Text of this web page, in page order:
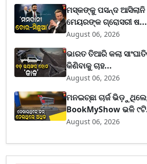
ମସ୍କଙ୍କୁ ପସନ୍ଦ ଆସିଲାନି
ମେୟରଙ୍କ ଗ୍ରୋସରୀ ଷ...
August 06, 2026
ଭାରତ ତିଆରି କଲା
କିଣିବାକୁ ଚାହ...
August 06, 2026
ମନଇଚ୍ଛା ଚାର୍ଜ
BookMyShow ଭଳି
August 06, 2026